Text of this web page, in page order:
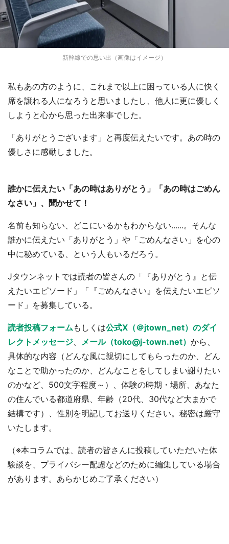
新幹線での思い出（画像はイメージ）
私もあの方のように、これまで以上に困っている人に快く
席を譲れる人になろうと思いましたし、他人に更に優しく
しようと心から思った出来事でした。
「ありがとうございます」と再度伝えたいです。あの時の
優しさに感動しました。
誰かに伝えたい「あの時はありがとう」「あの時はごめん
なさい」、聞かせて！
名前も知らない、どこにいるかもわからない......。そんな
誰かに伝えたい「ありがとう」や「ごめんなさい」を心の
中に秘めている、という人もいるだろう。
Jタウンネットでは読者の皆さんの「『ありがとう』と伝
えたいエピソード」「『ごめんなさい』を伝えたいエピソ
ード」を募集している。
読者投稿フォームもしくは公式X（＠jtown_net）のダイ
レクトメッセージ、 メール（toko@j-town.net） から、
具体的な内容（どんな風に親切にしてもらったのか、どん
なことで助かったのか、どんなことをしてしまい謝りたい
のかなど、500文字程度～）、体験の時期・場所、あなた
の住んでいる都道府県、年齢（20代、30代など大まかで
結構です）、性別を明記してお送りください。秘密は厳守
いたします。
（※本コラムでは、読者の皆さんに投稿していただいた体
験談を、プライバシー配慮などのために編集している場合
があります。あらかじめご了承ください）